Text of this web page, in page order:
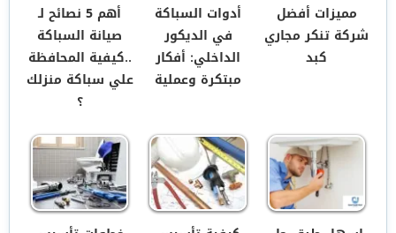
مميزات أفضل
شركة تنكر مجاري
كبد
أدوات السباكة
في الديكور
الداخلي: أفكار
مبتكرة وعملية
أهم 5 نصائح لـ
صيانة السباكة
..كيفية المحافظة
علي سباكة منزلك
؟